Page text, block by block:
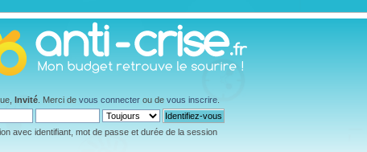
Invité . Merci devous connecter ou devous inscrire
avec identifiant, mot de passe et durée de la session